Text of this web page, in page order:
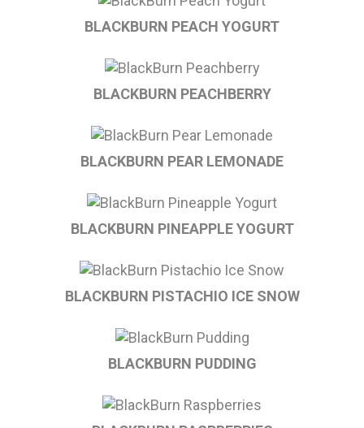
BLACKBURN PEACH YOGURT
BLACKBURN PEACHBERRY
BLACKBURN PEAR LEMONADE
BLACKBURN PINEAPPLE YOGURT
BLACKBURN PISTACHIO ICE SNOW
BLACKBURN PUDDING